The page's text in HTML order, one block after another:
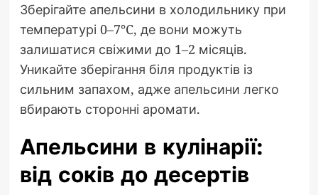
Зберігайте апельсини в холодильнику при
температурі 0–7°C, де вони можуть
залишатися свіжими до 1–2 місяців.
Уникайте зберігання біля продуктів із
сильним запахом, адже апельсини легко
вбирають сторонні аромати.
Апельсини в кулінарії:
від соків до десертів